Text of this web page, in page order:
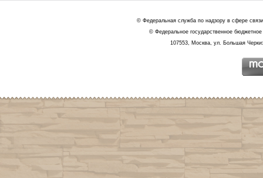
© Федеральная служба по надзору в сфере
© Федеральное государственное
107553, Москва, ул. Большая